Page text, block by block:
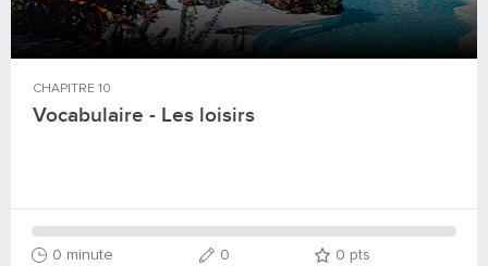
CHAPITRE 10
Vocabulaire - Les loisirs
0 minute 0 0 pts